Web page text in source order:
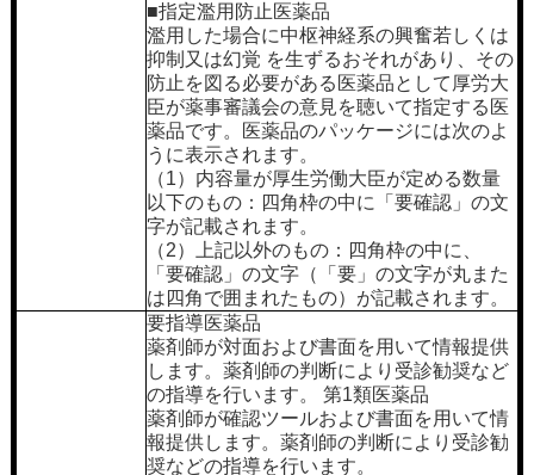
■指定濫用防止医薬品
濫用した場合に中枢神経系の興奮若しくは
抑制又は幻覚 を生ずるおそれがあり、その
防止を図る必要がある医薬品として厚労大
臣が薬事審議会の意見を聴いて指定する医
薬品です。医薬品のパッケージには次のよ
うに表示されます。
（1）内容量が厚生労働大臣が定める数量
以下のもの：四角枠の中に「要確認」の文
字が記載されます。
（2）上記以外のもの：四角枠の中に、
「要確認」の文字（「要」の文字が丸また
は四角で囲まれたもの）が記載されます。
要指導医薬品
薬剤師が対面および書面を用いて情報提供
します。薬剤師の判断により受診勧奨など
の指導を行います。 第1類医薬品
薬剤師が確認ツールおよび書面を用いて情
報提供します。薬剤師の判断により受診勧
奨などの指導を行います。